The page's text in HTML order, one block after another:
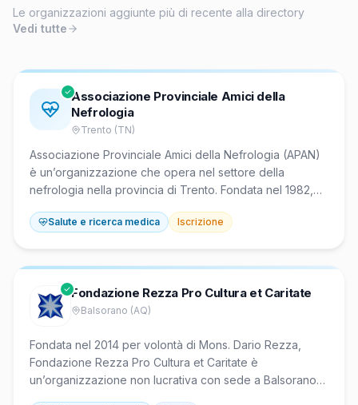
Le organizzazioni aggiunte più di recente alla directory
Vedi tutte
Associazione Provinciale Amici della
Nefrologia
Trento (TN)
Associazione Provinciale Amici della Nefrologia (APAN)
è un’organizzazione che opera nel settore della
nefrologia nella provincia di Trento. Fondata nel 1982,
ospedale fornendo supporto pratico, compagnia e
e pubblicazioni specializzate.
Salute e ricerca medica Iscrizione
Fondazione Rezza Pro Cultura et Caritate
Balsorano (AQ)
Fondata nel 2014 per volontà di Mons. Dario Rezza,
Fondazione Rezza Pro Cultura et Caritate è
un’organizzazione non lucrativa con sede a Balsorano